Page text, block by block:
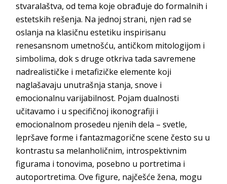
stvaralaštva, od tema koje obrađuje do formalnih i
estetskih rešenja. Na jednoj strani, njen rad se
oslanja na klasičnu estetiku inspirisanu
renesansnom umetnošću, antičkom mitologijom i
simbolima, dok s druge otkriva tada savremene
nadrealističke i metafizičke elemente koji
naglašavaju unutrašnja stanja, snove i
emocionalnu varijabilnost. Pojam dualnosti
učitavamo i u specifičnoj ikonografiji i
emocionalnom prosedeu njenih dela – svetle,
lepršave forme i fantazmagorične scene često su u
kontrastu sa melanholičnim, introspektivnim
figurama i tonovima, posebno u portretima i
autoportretima. Ove figure, najčešće žena, mogu